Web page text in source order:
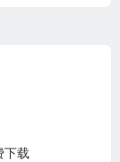
下载